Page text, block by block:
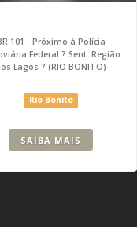
101 - Próximo à Polícia
Federal ? Sent. Região
Lagos ? (RIO BONITO)
Rio Bonito
SAIBA MAIS